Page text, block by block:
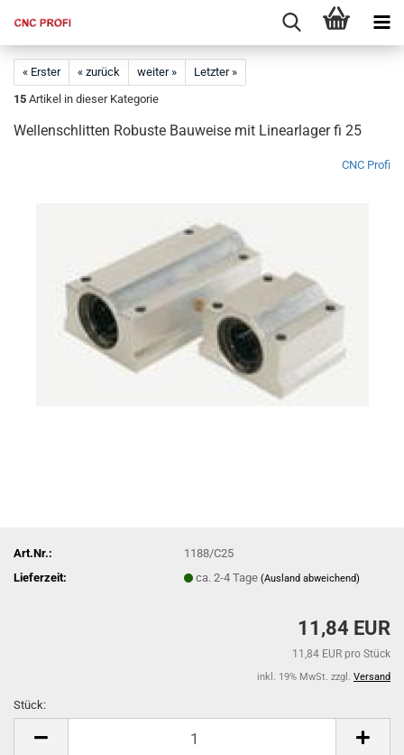
« Erster « zurück weiter »
Letzter »
15 Artikel in dieser Kategorie
Wellenschlitten Robuste Bauweise mit Linearlager fi 25
CNC Profi
Art.Nr.:
1188/C25
Lieferzeit:
ca. 2-4 Tage(Ausland abweichend)
11,84 EUR
11,84 EUR pro Stück
inkl. 19% MwSt. zzgl. Versand
Stück: